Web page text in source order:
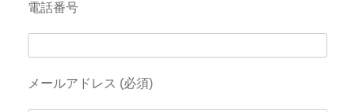
電話番号
メールアドレス (必須)